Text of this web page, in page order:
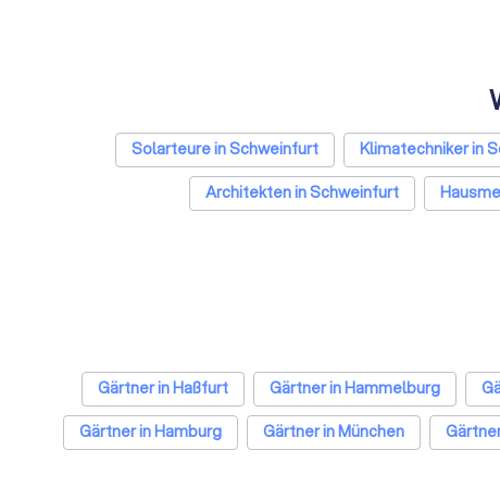
Solarteure in Schweinfurt Klimatechniker in
Architekten in Schweinfurt
Gärtner in Haßfurt Gärtner in Hammelburg
Gärtner in Hamburg
Gärtner in München